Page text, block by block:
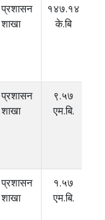
प्रशासन
शाखा
१४७.१४
के.बि
प्रशासन
शाखा
९.५७
एम.बि.
प्रशासन
शाखा
१.५७
एम.बि.